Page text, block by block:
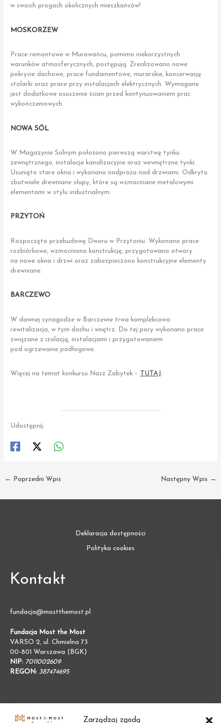
Zarządzaj zgodą
w swoich progach okolicznych mieszkańców!
MOSKORZEW
Prace remontowe w Murowańcu, pomimo niekorzystnych
warunków atmosferycznych, postępują. Zrealizowano nowe
pokrycie dachowe, prace fundamentowe, murarskie, konserwację
stolarki oraz prace przy instalacjach elektrycznych. Wymagane
jest dodatkowe osuszenie ścian przed kontynuowaniem prac
wykończeniowych.
NOWA SÓL
W Magazynie Solnym położono pierwszą warstwę tynku
zewnętrznego, instalacje kanalizacyjne oraz wewnętrzne tynki.
Usunięto stare okna i wykonano nadproża nad drzwiami. Odkryto
zbutwiałe drewniane słupy, które są wzmacniane metalowymi
elementami w stylu industrialnym.
PRZYTOŃ
Rozpoczęto przebudowę Dworu w Przytoniu. Wykonano prace
rozbiórkowe, wzmocniono konstrukcję, przygotowano otwory
na nowe okna i drzwi oraz zabezpieczono konstrukcyjne elementy
drewniane.
BARCZEWO
W dawnej synagodze w Barczewie trwa kompleksowa
rewitalizacja, w tym dachu i wnętrz. Do tej pory wykonano prace
związane z izolacją, instalacjami i przygotowaniem
pod ogrzewanie podłogowe.
Więcej na temat konkursu Nasz Zabytek – TUTAJ .
Udostępnij:
← Poprzedni Wpis Następny Wpis →
Deklaracja dostępności
Polityka cookies
Kontakt
fundacja@mostthemost.pl
Fundacja Most the Most
VARSO 2, ul. Chmielna 73
00-801 Warszawa (BGK)
NIP: 7011002609
REGON: 387474695